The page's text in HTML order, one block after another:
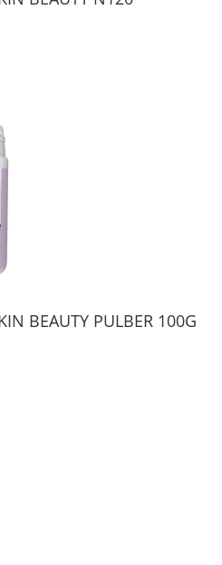
BEAUTY PULBER 100G